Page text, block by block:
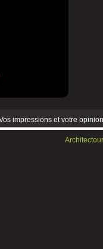
impressions et votre